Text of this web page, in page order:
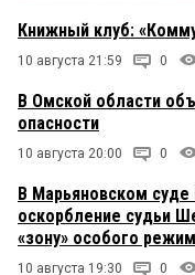
Книжный клуб:
10 августа 21:59 0
В Омской области
опасности
10 августа 20:00 0
В Марьяновском
оскорбление судьи
«зону» особого
10 августа 19:30 0